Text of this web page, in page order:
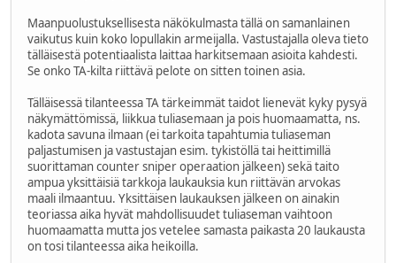
Maanpuolustuksellisesta näkökulmasta tällä on samanlainen
vaikutus kuin koko lopullakin armeijalla. Vastustajalla oleva tieto
tälläisestä potentiaalista laittaa harkitsemaan asioita kahdesti.
Se onko TA-kilta riittävä pelote on sitten toinen asia.
Tälläisessä tilanteessa TA tärkeimmät taidot lienevät kyky pysyä
näkymättömissä, liikkua tuliasemaan ja pois huomaamatta, ns.
kadota savuna ilmaan (ei tarkoita tapahtumia tuliaseman
paljastumisen ja vastustajan esim. tykistöllä tai heittimillä
suorittaman counter sniper operaation jälkeen) sekä taito
ampua yksittäisiä tarkkoja laukauksia kun riittävän arvokas
maali ilmaantuu. Yksittäisen laukauksen jälkeen on ainakin
teoriassa aika hyvät mahdollisuudet tuliaseman vaihtoon
huomaamatta mutta jos vetelee samasta paikasta 20 laukausta
on tosi tilanteessa aika heikoilla.